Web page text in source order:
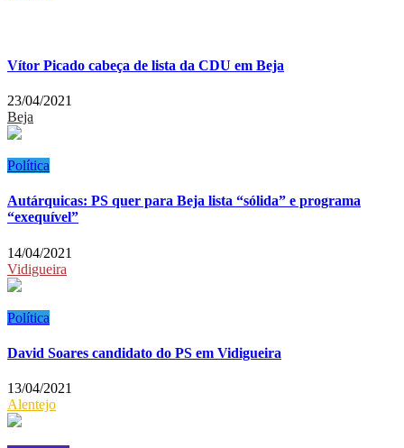
Vítor Picado cabeça de lista da CDU em Beja
23/04/2021
Beja
Política
Autárquicas: PS quer para Beja lista “sólida” e programa
“exequível”
14/04/2021
Vidigueira
Política
David Soares candidato do PS em Vidigueira
13/04/2021
Alentejo